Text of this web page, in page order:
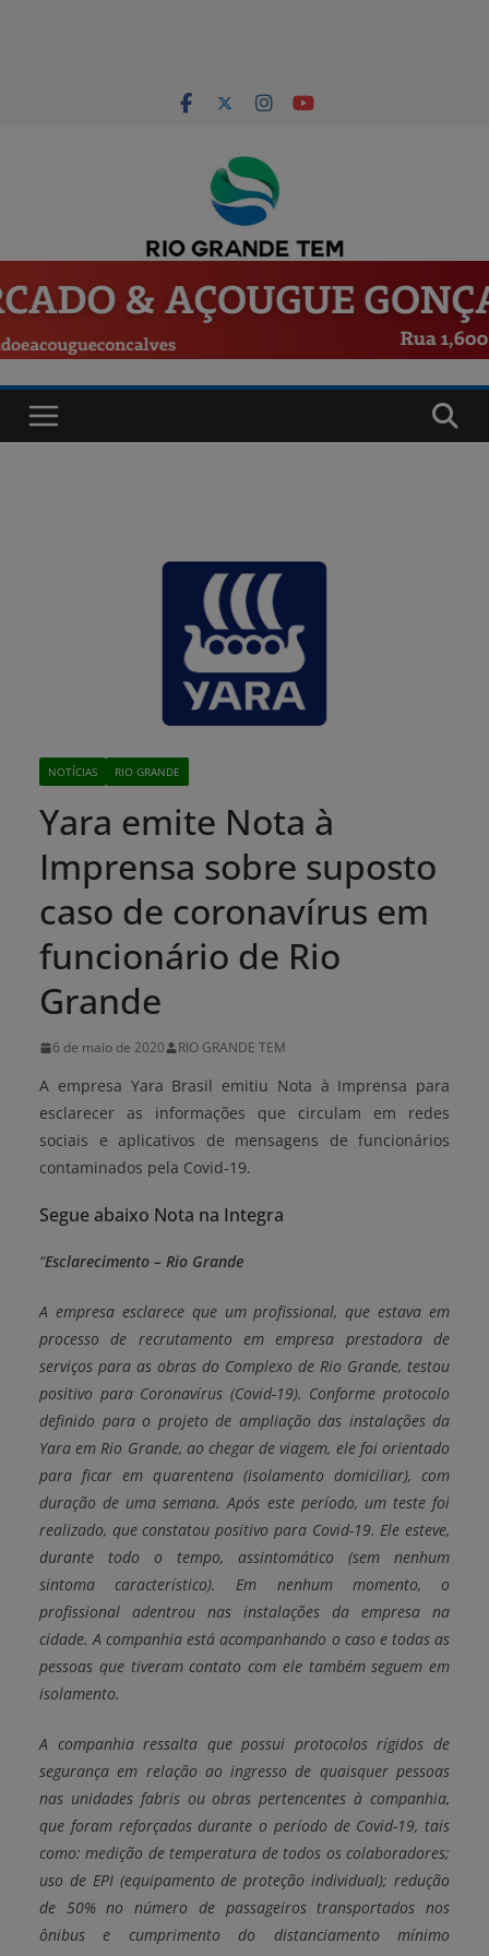
NOTÍCIAS RIO GRANDE
Yara emite Nota à
Imprensa sobre suposto
caso de coronavírus em
funcionário de Rio
Grande
6 de maio de 2020 RIO GRANDE TEM
A empresa Yara Brasil emitiu Nota à Imprensa para
esclarecer as informações que circulam em redes
sociais e aplicativos de mensagens de funcionários
contaminados pela Covid-19.
Segue abaixo Nota na Integra
“Esclarecimento – Rio Grande
A empresa esclarece que um profissional, que estava em
processo de recrutamento em empresa prestadora de
serviços para as obras do Complexo de Rio Grande, testou
positivo para Coronavírus (Covid-19). Conforme protocolo
definido para o projeto de ampliação das instalações da
Yara em Rio Grande, ao chegar de viagem, ele foi orientado
para ficar em quarentena (isolamento domiciliar), com
duração de uma semana. Após este período, um teste foi
realizado, que constatou positivo para Covid-19. Ele esteve,
durante todo o tempo, assintomático (sem nenhum
sintoma característico). Em nenhum momento, o
profissional adentrou nas instalações da empresa na
cidade. A companhia está acompanhando o caso e todas as
pessoas que tiveram contato com ele também seguem em
isolamento.
A companhia ressalta que possui protocolos rígidos de
segurança em relação ao ingresso de quaisquer pessoas
nas unidades fabris ou obras pertencentes à companhia,
que foram reforçados durante o período de Covid-19, tais
como: medição de temperatura de todos os colaboradores;
uso de EPI (equipamento de proteção individual); redução
de 50% no número de passageiros transportados nos
ônibus e cumprimento do distanciamento mínimo